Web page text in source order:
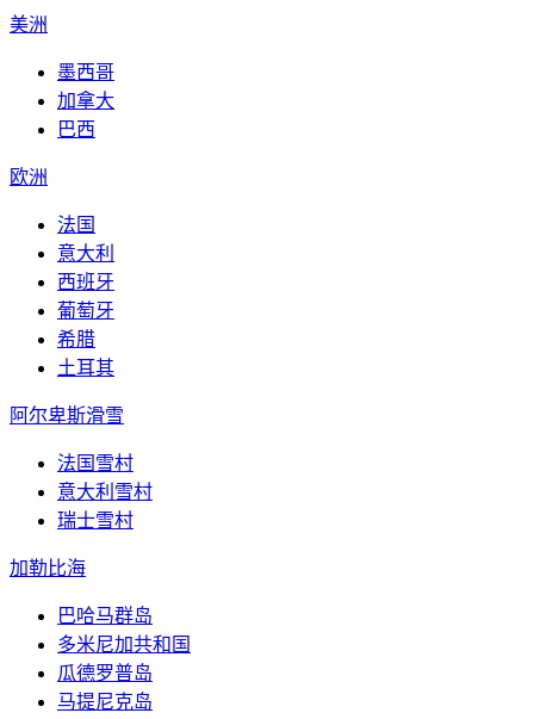
美洲
墨西哥
加拿大
巴西
欧洲
法国
意大利
西班牙
葡萄牙
希腊
土耳其
阿尔卑斯滑雪
法国雪村
意大利雪村
瑞士雪村
加勒比海
巴哈马群岛
多米尼加共和国
瓜德罗普岛
马提尼克岛